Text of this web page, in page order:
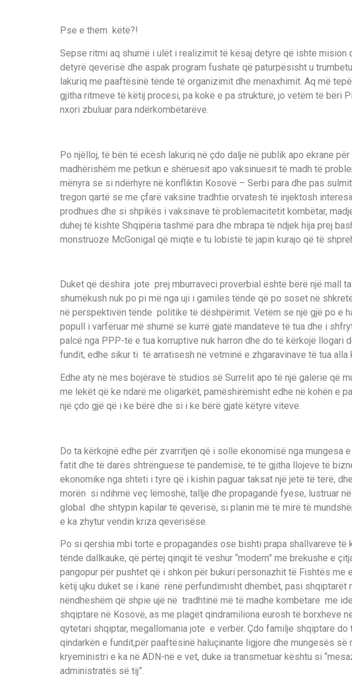
Pse e them këtë?!
Sepse ritmi aq shumë i ulët i realizimit të kësaj detyre që ishte mision
detyrë qeverisë dhe aspak program fushate që paturpësisht u
lakuriq me paaftësinë tënde të organizimit dhe menaxhimit. Aq më
gjitha ritmeve të këtij procesi, pa kokë e pa strukturë, jo vetëm të bëri
nxori zbuluar para ndërkombëtarëve.
Po njëlloj, të bën të ecësh lakuriq në çdo dalje në publik apo ekrane
madhërishëm me petkun e shëruesit apo vaksinuesit të madh të
mënyra se si ndërhyre në konfliktin Kosovë – Serbi para dhe pas
tregon qartë se me çfarë vaksine tradhtie orvatesh të injektosh
prodhues dhe si shpikës i vaksinave të problemacitetit kombëtar,
duhej të kishte Shqipëria tashmë para dhe mbrapa të ndjek hija prej
monstruoze McGonigal që miqtë e tu lobistë të japin kurajo që të
Duket që dëshira jote prej mburraveci proverbial është bërë një mall
shumëkush nuk po pi më nga uji i gamiles tënde që po soset në
në perspektivën tënde politike të dëshpërimit. Vetëm se një gjë po e
popull i varfëruar më shumë se kurrë gjatë mandateve të tua dhe i
palcë nga PPP-të e tua korruptive nuk harron dhe do të kërkojë llogari
fundit, edhe sikur ti të arratisesh në vetminë e zhgaravinave të tua alla
Edhe aty në mes bojërave të studios së Surrelit apo të një galerie që
me lekët që ke ndarë me oligarkët, pamëshirëmisht edhe në kohën e
një çdo gjë që i ke bërë dhe si i ke bërë gjatë këtyre viteve.
Do ta kërkojnë edhe për zvarritjen që i solle ekonomisë nga mungesa
fatit dhe të darës shtrënguese të pandemisë, të të gjitha llojeve të
ekonomike nga shteti i tyre që i kishin paguar taksat një jetë të tërë,
morën si ndihmë veç lëmoshë, tallje dhe propagandë fyese, lustruar
global dhe shtypin kapilar të qeverisë, si planin më të mirë të
e ka zhytur vendin kriza qeverisëse.
Po si qershia mbi tortë e propagandës ose bishti prapa shallvareve të
tënde dallkauke, që përtej qinqjit të veshur “modern” me brekushe e
pangopur për pushtet që i shkon për bukuri personazhit të Fishtës me
këtij ujku duket se i kanë rënë përfundimisht dhëmbët, pasi shqiptarët
nëndheshëm që shpie ujë në tradhtinë më të madhe kombëtare me
shqiptare në Kosovë, as me plagët qindramiliona eurosh të borxheve
qytetari shqiptar, megallomania jote e verbër. Çdo familje shqiptare do
qindarkën e fundit,për paaftësinë haluçinante ligjore dhe mungesës
kryeministri e ka në ADN-në e vet, duke ia transmetuar kështu si
administratës së tij”.